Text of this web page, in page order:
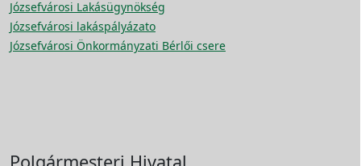
Józsefvárosi Lakásügynökség
Józsefvárosi lakáspályázato
Józsefvárosi Önkormányzati Bérlői csere